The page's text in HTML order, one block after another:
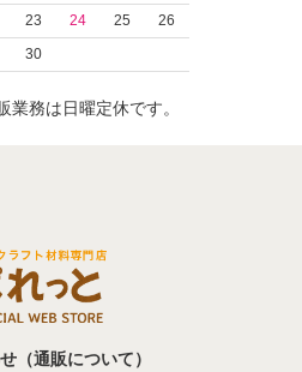
23 24 25
26
30
務は日曜定休です。
（通販について）